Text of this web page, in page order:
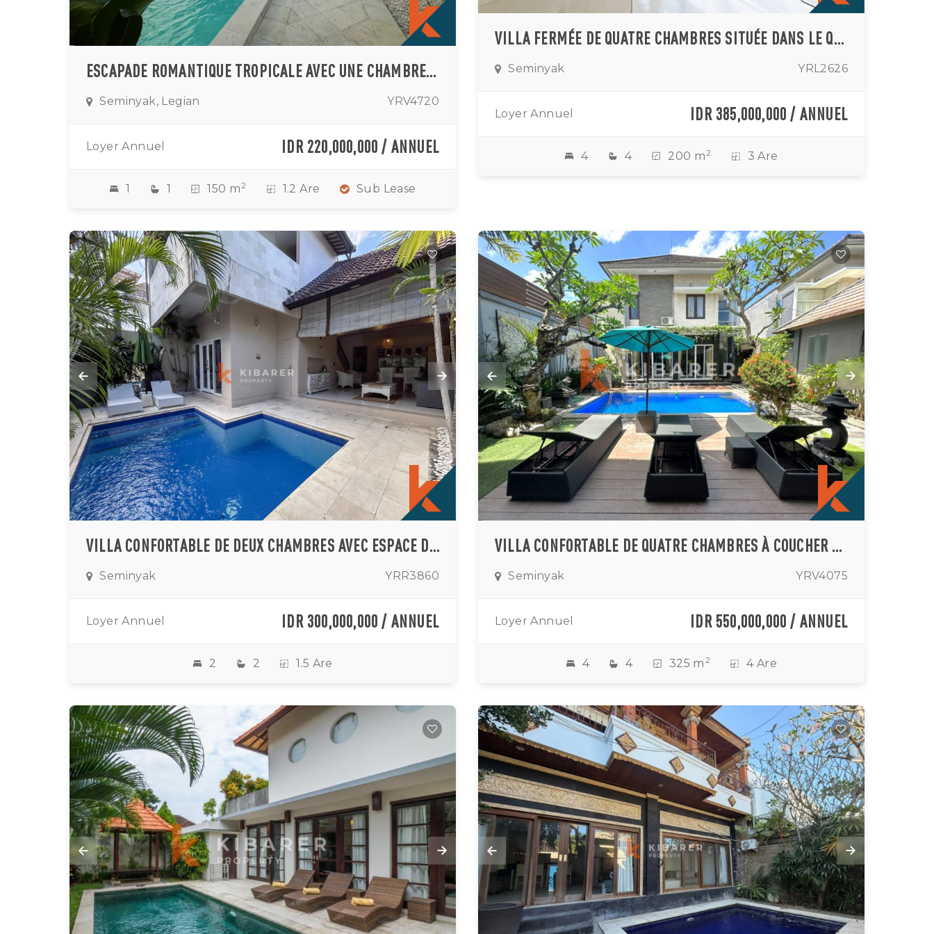
ESCAPADE ROMANTIQUE TROPICALE AVEC UNE CHAMBRE À LEGIAN
Seminyak, Legian YRV4720
Loyer Annuel IDR 220,000,000 / ANNUEL
1 1 150 m2 1.2 Are Sub Lease
VILLA FERMÉE DE QUATRE CHAMBRES SITUÉE DANS LE QUARTIER DE SEMINYAK POUR UN INVESTISSEMENT
Seminyak YRL2626
Loyer Annuel IDR 385,000,000 / ANNUEL
4 4 200 m2 3 Are
VILLA CONFORTABLE DE DEUX CHAMBRES AVEC ESPACE DE VIE OUVERT AU CŒUR DE SEMINYAK
Seminyak YRR3860
Loyer Annuel IDR 300,000,000 / ANNUEL
2 2 1.5 Are
VILLA CONFORTABLE DE QUATRE CHAMBRES À COUCHER À SEMINYAK
Seminyak YRV4075
Loyer Annuel IDR 550,000,000 / ANNUEL
4 4 325 m 2 4 Are